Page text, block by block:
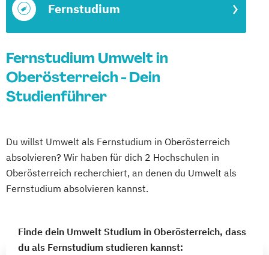
Fernstudium
Fernstudium Umwelt in
Oberösterreich - Dein
Studienführer
Du willst Umwelt als Fernstudium in Oberösterreich
absolvieren? Wir haben für dich 2 Hochschulen in
Oberösterreich recherchiert, an denen du Umwelt als
Fernstudium absolvieren kannst.
Finde dein Umwelt Studium in Oberösterreich, dass
du als Fernstudium studieren kannst: